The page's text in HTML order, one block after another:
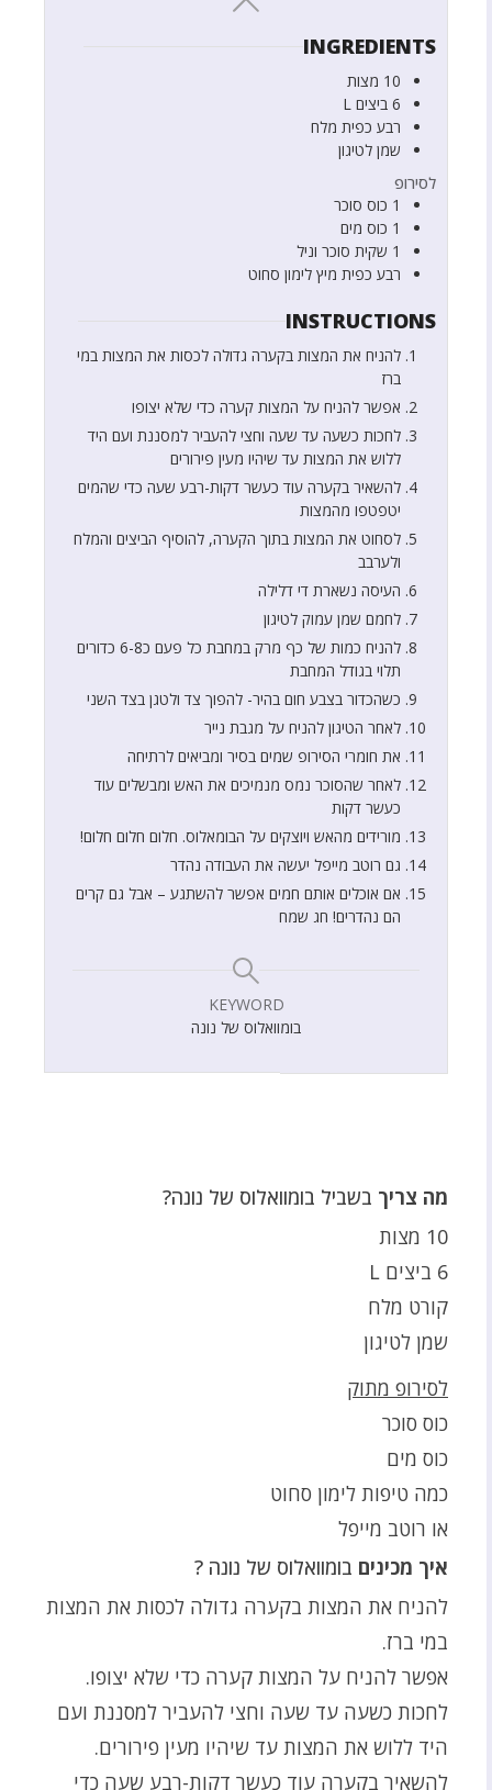
INGREDIENTS
10 מצות
6 ביצים L
רבע כפית מלח
שמן לטיגון
לסירופ
1 כוס סוכר
1 כוס מים
1 שקית סוכר וניל
רבע כפית מיץ לימון סחוט
INSTRUCTIONS
להניח את המצות בקערה גדולה לכסות את המצות במי
ברז
אפשר להניח על המצות קערה כדי שלא יצופו
לחכות כשעה עד שעה וחצי להעביר למסננת ועם היד
ללוש את המצות עד שיהיו מעין פירורים
להשאיר בקערה עוד כעשר דקות-רבע שעה כדי שהמים
יטפטפו מהמצות
לסחוט את המצות בתוך הקערה, להוסיף הביצים והמלח
ולערבב
העיסה נשארת די דלילה
לחמם שמן עמוק לטיגון
להניח כמות של כף מרק במחבת כל פעם כ6-8 כדורים
תלוי בגודל המחבת
כשהכדור בצבע חום בהיר- להפוך צד ולטגן בצד השני
לאחר הטיגון להניח על מגבת נייר
את חומרי הסירופ שמים בסיר ומביאים לרתיחה
לאחר שהסוכר נמס מנמיכים את האש ומבשלים עוד
כעשר דקות
מורידים מהאש ויוצקים על הבומאלוס. חלום חלום חלום!
גם רוטב מייפל יעשה את העבודה נהדר
אם אוכלים אותם חמים אפשר להשתגע – אבל גם קרים
הם נהדרים! חג שמח
KEYWORD
בומוואלוס של נונה
מה צריך בשביל בומוואלוס של נונה?
10 מצות
6 ביצים L
קורט מלח
שמן לטיגון
לסירופ מתוק
כוס סוכר
כוס מים
כמה טיפות לימון סחוט
או רוטב מייפל
איך מכינים בומוואלוס של נונה ?
להניח את המצות בקערה גדולה לכסות את המצות
במי ברז.
אפשר להניח על המצות קערה כדי שלא יצופו.
לחכות כשעה עד שעה וחצי להעביר למסננת ועם
היד ללוש את המצות עד שיהיו מעין פירורים.
להשאיר בקערה עוד כעשר דקות-רבע שעה כדי